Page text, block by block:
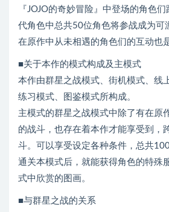
『JOJO的奇妙冒险』中登场的角色
代角色中总共50位角色将参战成为可
在原作中从未相遇的角色们的互动也
■关于本作的模式构成及主模式
本作由群星之战模式、街机模式、线
练习模式、图鉴模式所构成。
主模式的群星之战模式中除了有在原
的战斗，也存在着本作才能享受到，
斗。可以享受设定各种条件，总共
通关本模式后，就能获得角色的特殊
式中欣赏的图画。
■与群星之战的关系